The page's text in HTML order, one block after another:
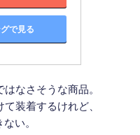
で見る
なさそうな商品。
装着するけれど、
い。